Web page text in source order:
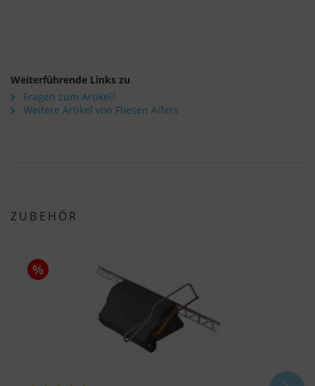
Weiterführende Links zu
Fragen zum Artikel?
Weitere Artikel von Fliesen Alfers
ZUBEHÖR
%